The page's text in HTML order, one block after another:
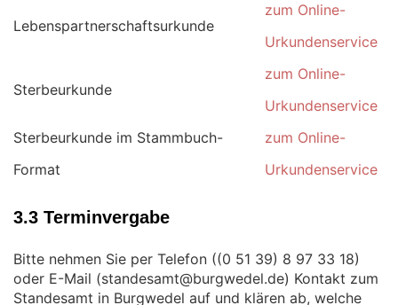
Lebenspartnerschaftsurkunde
zum Online-
Urkundenservice
Sterbeurkunde
zum Online-
Urkundenservice
Sterbeurkunde im Stammbuch-
Format
zum Online-
Urkundenservice
3.3 Terminvergabe
Bitte nehmen Sie per Telefon (
)
oder E-Mail (
) Kontakt zum
Standesamt in Burgwedel auf und klären ab, welche